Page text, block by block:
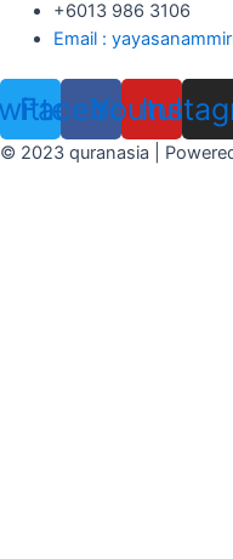
+6013 986 3106
Email :
Facebook
Youtube
© 2023 quranasia |